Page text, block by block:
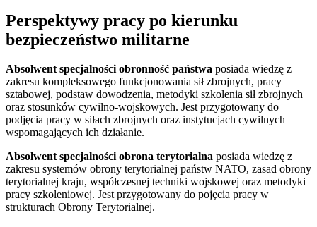
Perspektywy pracy po kierunku
bezpieczeństwo militarne
Absolwent specjalności obronność państwa posiada wiedzę z
zakresu kompleksowego funkcjonowania sił zbrojnych, pracy
sztabowej, podstaw dowodzenia, metodyki szkolenia sił zbrojnych
oraz stosunków cywilno-wojskowych. Jest przygotowany do
podjęcia pracy w siłach zbrojnych oraz instytucjach cywilnych
wspomagających ich działanie.
Absolwent specjalności obrona terytorialna posiada wiedzę z
zakresu systemów obrony terytorialnej państw NATO, zasad obrony
terytorialnej kraju, współczesnej techniki wojskowej oraz metodyki
pracy szkoleniowej. Jest przygotowany do pojęcia pracy w
strukturach Obrony Terytorialnej.